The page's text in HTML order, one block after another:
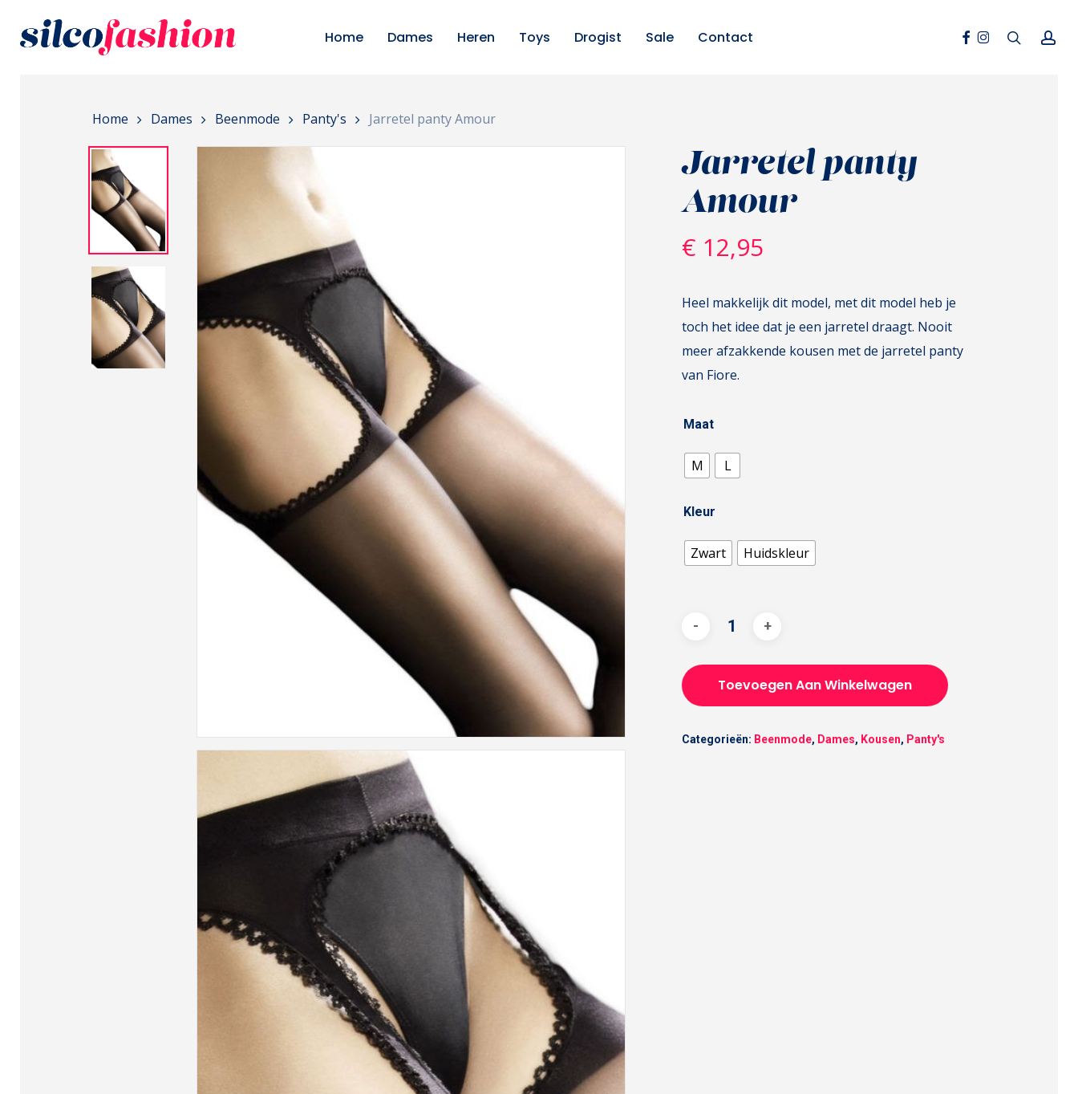
Home Dames Heren Toys Drogist Sale Contact Facebook
Instagramsearch
Home Dames Beenmode Panty's Jarretel panty Amour
Jarretel panty
Amour
€ 12,95
Heel makkelijk dit model, met dit model heb je
toch het idee dat je een jarretel draagt. Nooit
meer afzakkende kousen met de jarretel panty
van Fiore.
Maat
M L
Kleur
Zwart Huidskleur
Toevoegen Aan Winkelwagen
Categorieën: Beenmode, Dames, Kousen, Panty's